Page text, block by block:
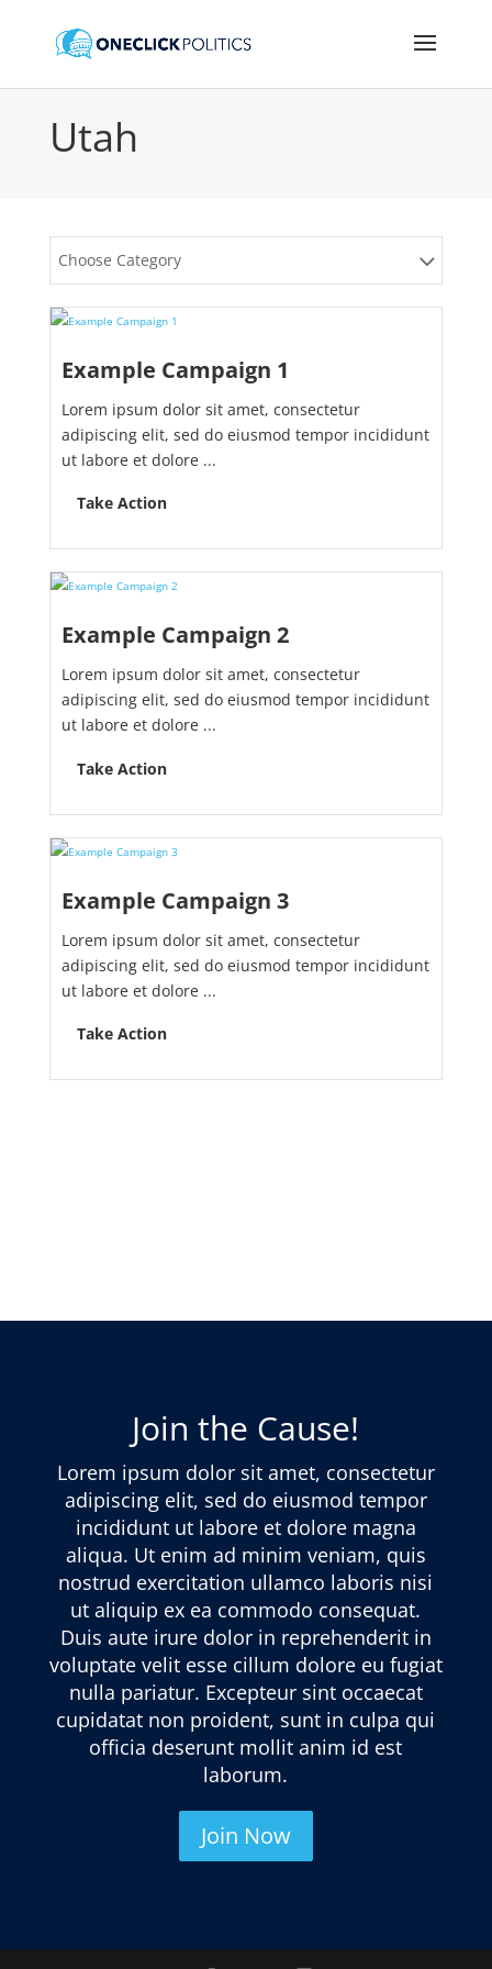
Utah
Choose Category
Example Campaign 1
Lorem ipsum dolor sit amet, consectetur
adipiscing elit, sed do eiusmod tempor incididunt
ut labore et dolore ...
Take Action
Example Campaign 2
Lorem ipsum dolor sit amet, consectetur
adipiscing elit, sed do eiusmod tempor incididunt
ut labore et dolore ...
Take Action
Example Campaign 3
Lorem ipsum dolor sit amet, consectetur
adipiscing elit, sed do eiusmod tempor incididunt
ut labore et dolore ...
Take Action
Join the Cause!
Lorem ipsum dolor sit amet, consectetur
adipiscing elit, sed do eiusmod tempor
incididunt ut labore et dolore magna
aliqua. Ut enim ad minim veniam, quis
nostrud exercitation ullamco laboris nisi
ut aliquip ex ea commodo consequat.
Duis aute irure dolor in reprehenderit in
voluptate velit esse cillum dolore eu fugiat
nulla pariatur. Excepteur sint occaecat
cupidatat non proident, sunt in culpa qui
officia deserunt mollit anim id est
laborum.
Join Now